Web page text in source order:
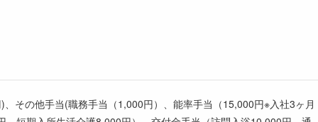
その他手当(職務手当（1,000円）、能率手当（15,000円※入社3ヶ月